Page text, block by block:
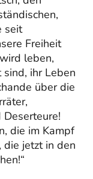
seit
Freiheit
leben,
ihr Leben
über die
die im Kampf
die jetzt in den